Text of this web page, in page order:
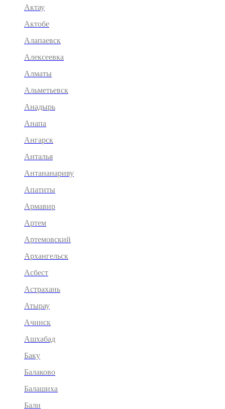
Актау
Актобе
Алапаевск
Алексеевка
Алматы
Альметьевск
Анадырь
Анапа
Ангарск
Анталья
Антананариву
Апатиты
Армавир
Артем
Артемовский
Архангельск
Асбест
Астрахань
Атырау
Ачинск
Ашхабад
Баку
Балаково
Балашиха
Бали